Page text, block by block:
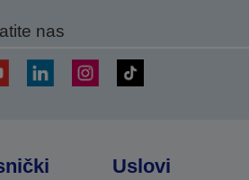
nas
Uslovi